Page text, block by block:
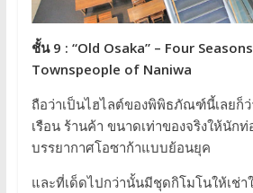
ชั้น 9 : “Old Osaka” – Four
Townspeople of Naniwa
ถือว่าเป็นไฮไลต์ของพิพิธภัณฑ์นี้เลยก็
เรือน ร้านค้า ขนาดเท่าของจริงให้นัก
บรรยากาศโอซาก้าแบบย้อนยุค
และที่เด็ดไปกว่านั้นมีชุดกิโมโนให้เช่า